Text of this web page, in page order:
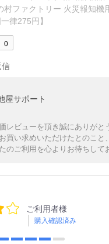
村ファクトリー 火災報知機
律275円】
0
信
屋サポート
レビューを頂き誠にありがと
買い求めいただけたとのこと
のご利用を心よりお待ちして
ご利用者様
購入確認済み